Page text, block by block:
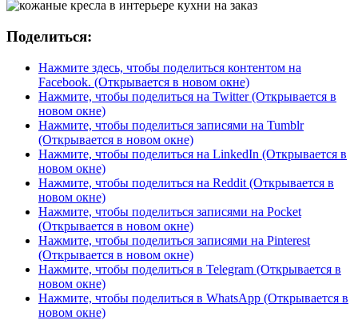
Поделиться:
Нажмите здесь, чтобы поделиться контентом на
Facebook. (Открывается в новом окне)
Нажмите, чтобы поделиться на Twitter (Открывается в
новом окне)
Нажмите, чтобы поделиться записями на Tumblr
(Открывается в новом окне)
Нажмите, чтобы поделиться на LinkedIn (Открывается в
новом окне)
Нажмите, чтобы поделиться на Reddit (Открывается в
новом окне)
Нажмите, чтобы поделиться записями на Pocket
(Открывается в новом окне)
Нажмите, чтобы поделиться записями на Pinterest
(Открывается в новом окне)
Нажмите, чтобы поделиться в Telegram (Открывается в
новом окне)
Нажмите, чтобы поделиться в WhatsApp (Открывается в
новом окне)